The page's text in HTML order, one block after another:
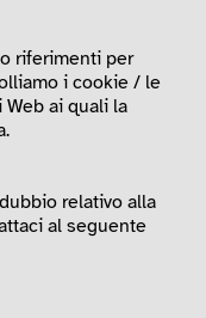
riferimenti per
i cookie / le
ai quali la
relativo alla
al seguente